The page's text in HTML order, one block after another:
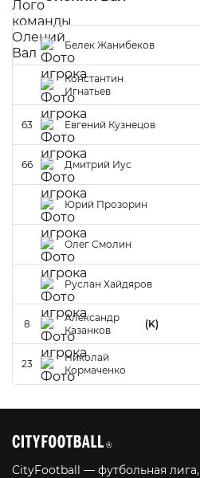
Белек Жанибеков
Константин
Игнатьев
63 Евгений Кузнецов
66 Дмитрий Иус
Юрий Прозорин
Олег Смолин
Руслан Хайдяров
8
Александр
Казанков
(K)
23
Николай
Кормаченко
CityFootball — футбольная лига,